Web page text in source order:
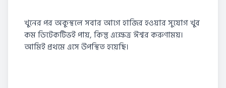
খুনের পর অকুস্থলে সবার আগে হাজির হওয়ার সুযোগ খুব
কম ডিটেকটিভই পায়, কিন্তু এক্ষেত্র ঈশ্বর করুণাময়।
আমিই প্রথমে এসে উপস্থিত হয়েছি।